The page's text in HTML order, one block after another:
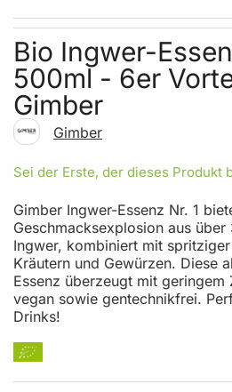
Skip to the beginning of the images
Bio Ingwer-
500ml - 6er
Gimber
Gimber
Sei der Erste, der dieses Produkt
Gimber Ingwer-Essenz Nr. 1
Geschmacksexplosion aus
Ingwer, kombiniert mit
Kräutern und Gewürzen. Diese
Essenz überzeugt mit geringem
vegan sowie gentechnikfrei.
Drinks!